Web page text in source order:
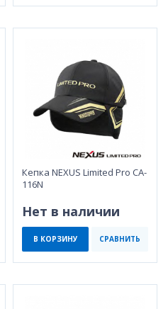
Кепка NEXUS Limited Pro CA-
116N
Нет в наличии
В КОРЗИНУ СРАВНИТЬ